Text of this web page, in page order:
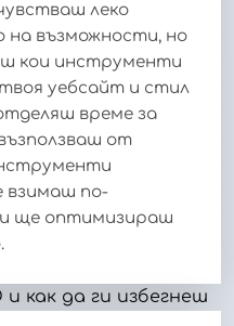
леко
на възможности, но
кои инструменти
уебсайт и стил
време за
от
взимаш по-
ще оптимизираш